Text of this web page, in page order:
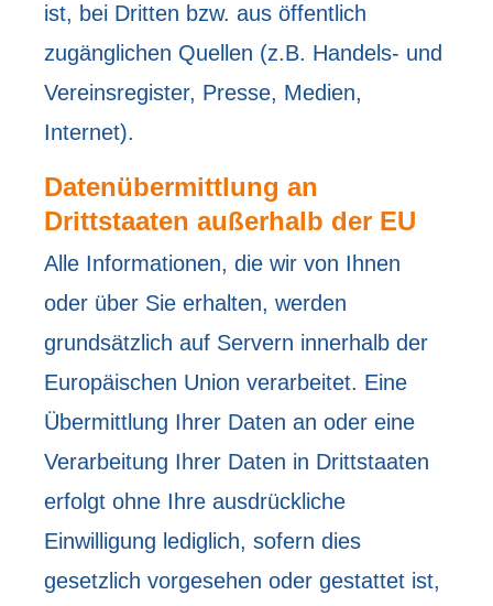
ist, bei Dritten bzw. aus öffentlich
zugänglichen Quellen (z.B. Handels- und
Vereinsregister, Presse, Medien,
Internet).
Datenübermittlung an
Drittstaaten außerhalb der EU
Alle Informationen, die wir von Ihnen
oder über Sie erhalten, werden
grundsätzlich auf Servern innerhalb der
Europäischen Union verarbeitet. Eine
Übermittlung Ihrer Daten an oder eine
Verarbeitung Ihrer Daten in Drittstaaten
erfolgt ohne Ihre ausdrückliche
Einwilligung lediglich, sofern dies
gesetzlich vorgesehen oder gestattet ist,